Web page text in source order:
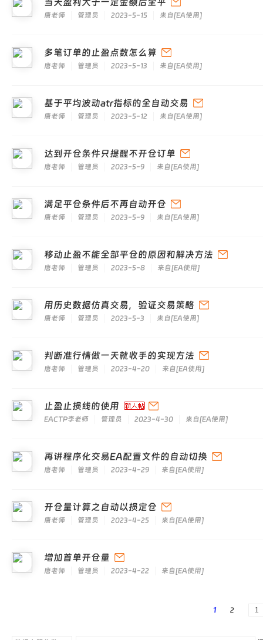
唐老师 管理员 2023-5-15 来自[EA使用]
多笔订单的止盈点数怎么算
唐老师 管理员 2023-5-13 来自[EA使用]
基于平均波动atr指标的全自动交易
唐老师 管理员 2023-5-12 来自[EA使用]
达到开仓条件只提醒不开仓订单
唐老师 管理员 2023-5-9 来自[EA使用]
满足平仓条件后不再自动开仓
唐老师 管理员 2023-5-9 来自[EA使用]
移动止盈不能全部平仓的原因和解决方法
唐老师 管理员 2023-5-8 来自[EA使用]
用历史数据仿真交易，验证交易策略
唐老师 管理员 2023-5-3 来自[EA使用]
判断准行情做一天就收手的实现方法
唐老师 管理员 2023-4-20 来自[EA使用]
止盈止损线的使用
EACTP李老师 管理员 2023-4-30 来自[EA使用]
再讲程序化交易EA配置文件的自动切换
唐老师 管理员 2023-4-29 来自[EA使用]
开仓量计算之自动以损定仓
唐老师 管理员 2023-4-25 来自[EA使用]
增加首单开仓量
唐老师 管理员 2023-4-22 来自[EA使用]
1 2